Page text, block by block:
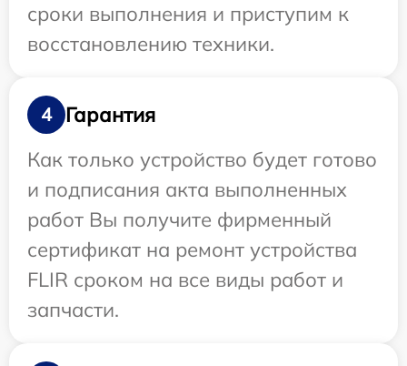
сроки выполнения и приступим к
восстановлению техники.
4
Гарантия
Как только устройство будет готово
и подписания акта выполненных
работ Вы получите фирменный
сертификат на ремонт устройства
FLIR сроком на все виды работ и
запчасти.